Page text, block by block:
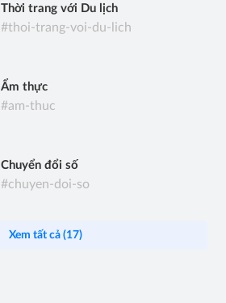
Thời trang với Du lịch
#thoi-trang-voi-du-lich
Ẩm thực
#am-thuc
Chuyển đổi số
#chuyen-doi-so
Xem tất cả (17)